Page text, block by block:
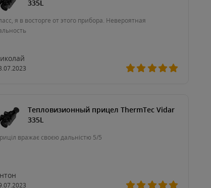
335L
я в восторге от этого прибора. Невероятная
Тепловизионный прицел ThermTec Vidar
335L
вражає своєю дальністю 5/5